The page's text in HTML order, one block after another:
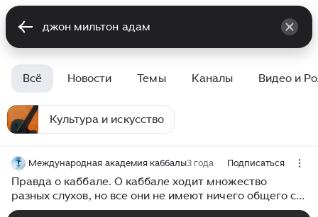
Всё Новости Темы Каналы Видео и
Культура и искусство
Международная академия каббалы3 года Подписаться
Правда о каббале. О каббале ходит множество
разных слухов, но все они не имеют ничего общего с
настоящей каббалой.